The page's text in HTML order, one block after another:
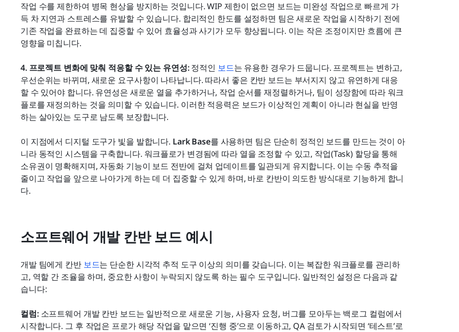
작업 수를 제한하여 병목 현상을 방지하는 것입니다. WIP 제한이 없으면 보드는 미완성 작업으로 빠르게 가
득 차 지연과 스트레스를 유발할 수 있습니다. 합리적인 한도를 설정하면 팀은 새로운 작업을 시작하기 전에
기존 작업을 완료하는 데 집중할 수 있어 효율성과 사기가 모두 향상됩니다. 이는 작은 조정이지만 흐름에 큰
영향을 미칩니다.
4. 프로젝트 변화에 맞춰 적응할 수 있는 유연성: 정적인 보드는 유용한 경우가 드뭅니다. 프로젝트는 변하고,
우선순위는 바뀌며, 새로운 요구사항이 나타납니다. 따라서 좋은 칸반 보드는 부서지지 않고 유연하게 대응
할 수 있어야 합니다. 유연성은 새로운 열을 추가하거나, 작업 순서를 재정렬하거나, 팀이 성장함에 따라 워크
플로를 재정의하는 것을 의미할 수 있습니다. 이러한 적응력은 보드가 이상적인 계획이 아니라 현실을 반영
하는 살아있는 도구로 남도록 보장합니다.
이 지점에서 디지털 도구가 빛을 발합니다. Lark Base를 사용하면 팀은 단순히 정적인 보드를 만드는 것이 아
니라 동적인 시스템을 구축합니다. 워크플로가 변경됨에 따라 열을 조정할 수 있고, 작업(Task) 할당을 통해
소유권이 명확해지며, 자동화 기능이 보드 전반에 걸쳐 업데이트를 일관되게 유지합니다. 이는 수동 추적을
줄이고 작업을 앞으로 나아가게 하는 데 더 집중할 수 있게 하며, 바로 칸반이 의도한 방식대로 기능하게 합니
다.
소프트웨어 개발 칸반 보드 예시
개발 팀에게 칸반 보드는 단순한 시각적 추적 도구 이상의 의미를 갖습니다. 이는 복잡한 워크플로를 관리하
고, 역할 간 조율을 하며, 중요한 사항이 누락되지 않도록 하는 필수 도구입니다. 일반적인 설정은 다음과 같
습니다:
컬럼: 소프트웨어 개발 칸반 보드는 일반적으로 새로운 기능, 사용자 요청, 버그를 모아두는 백로그 컬럼에서
시작합니다. 그 후 작업은 프로가 해당 작업을 맡으면 ‘진행 중’으로 이동하고, QA 검토가 시작되면 ‘테스트’로